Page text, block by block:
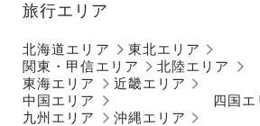
旅行エリア
北海道エリア
東北エリア
関東・甲信エリア
北陸エリア
東海エリア
近畿エリア
中国エリア
四国エ
九州エリア
沖縄エリア